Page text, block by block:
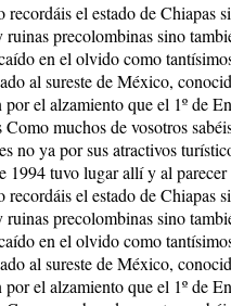
recordáis el estado de Chiapas
precolombinas sino
en el olvido como
al sureste de México,
el alzamiento que el 1º de
muchos de vosotros
no ya por sus atractivos
1994 tuvo lugar allí y al
recordáis el estado de Chiapas
precolombinas sino
en el olvido como
al sureste de México,
el alzamiento que el 1º de